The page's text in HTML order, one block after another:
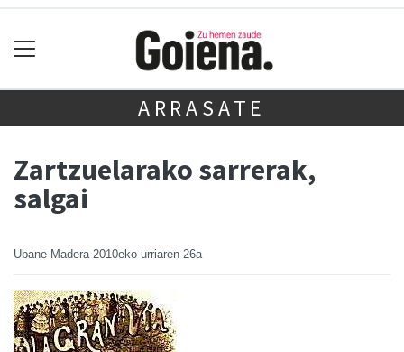
ARRASATE
Zartzuelarako sarrerak,
salgai
Ubane Madera 2010eko urriaren 26a